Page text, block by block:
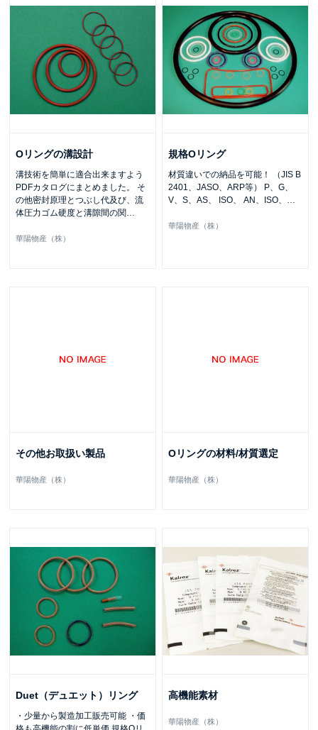
Oリングの溝設計
溝技術を簡単に適合出来ますよう
PDFカタログにまとめました。 そ
の他密封原理とつぶし代及び、流
体圧力ゴム硬度と溝隙間の関…
華陽物産（株）
規格Oリング
材質違いでの納品を可能！ （JIS B
2401、JASO、ARP等） P、G、
V、S、AS、 ISO、 AN、ISO、 …
華陽物産（株）
その他お取扱い製品
華陽物産（株）
Oリングの材料/材質選定
華陽物産（株）
Duet（デュエット）リング
・少量から製造加工販売可能 ・価
高機能素材
華陽物産（株）